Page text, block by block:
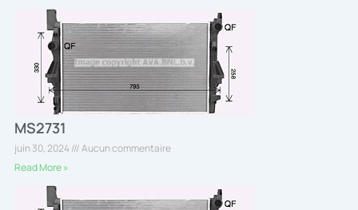
MS2731
juin 30, 2024
Aucun commentaire
Read More »